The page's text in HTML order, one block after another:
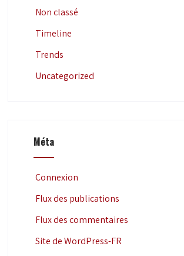
Non classé
Timeline
Trends
Uncategorized
Méta
Connexion
Flux des publications
Flux des commentaires
Site de WordPress-FR